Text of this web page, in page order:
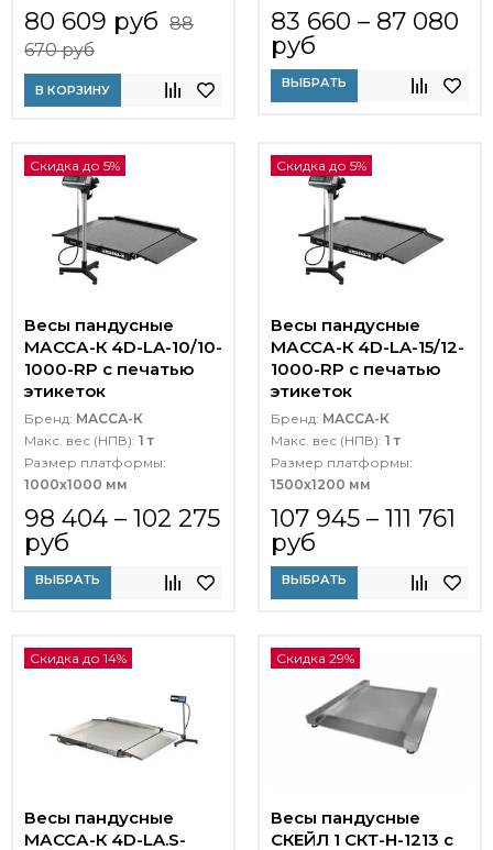
80 609 руб 88
670 руб
В КОРЗИНУ
83 660 – 87 080
руб
ВЫБРАТЬ
Скидка до 5%
Весы пандусные
МАССА-К 4D-LA-10/10-
1000-RP с печатью
этикеток
Бренд: МАССА-К
Макс. вес (НПВ): 1 т
Размер платформы:
1000х1000 мм
98 404 – 102 275
руб
ВЫБРАТЬ
Скидка до 5%
Весы пандусные
МАССА-К 4D-LA-15/12-
1000-RP с печатью
этикеток
Бренд: МАССА-К
Макс. вес (НПВ): 1 т
Размер платформы:
1500х1200 мм
107 945 – 111 761
руб
ВЫБРАТЬ
Скидка до 14%
Весы пандусные
МАССА-К 4D-LA.S-
Скидка 29%
Весы пандусные
СКЕЙЛ 1 СКТ-Н-1213 с